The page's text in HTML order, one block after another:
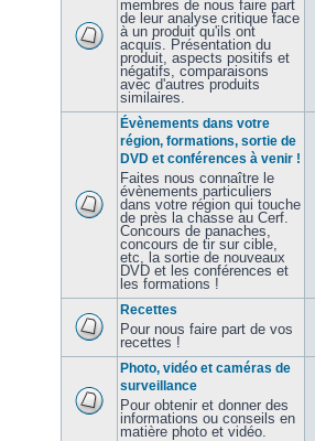
membres de nous faire part
de leur analyse critique face
à un produit qu'ils ont
acquis. Présentation du
produit, aspects positifs et
négatifs, comparaisons
avec d'autres produits
similaires.
Évènements dans votre
région, formations, sortie de
DVD et conférences à venir !
Faites nous connaître le
évènements particuliers
dans votre région qui touche
de près la chasse au Cerf.
Concours de panaches,
concours de tir sur cible,
etc, la sortie de nouveaux
DVD et les conférences et
les formations !
Recettes
Pour nous faire part de vos
recettes !
Photo, vidéo et caméras de
surveillance
Pour obtenir et donner des
informations ou conseils en
matière photo et vidéo.